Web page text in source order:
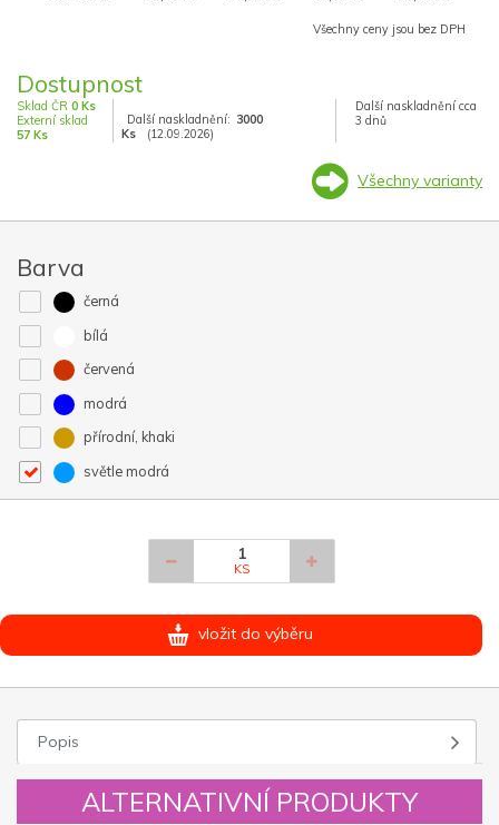
Všechny ceny jsou bez DPH
Dostupnost
Sklad ČR 0 Ks
Externí sklad
57 Ks
Další naskladnění: 3000
Ks
(12.09.2026)
Další naskladnění cca
3 dnů
Všechny varianty
Barva
černá
bílá
červená
modrá
přírodní, khaki
světle modrá
KS
vložit do výběru
Popis
ALTERNATIVNÍ PRODUKTY